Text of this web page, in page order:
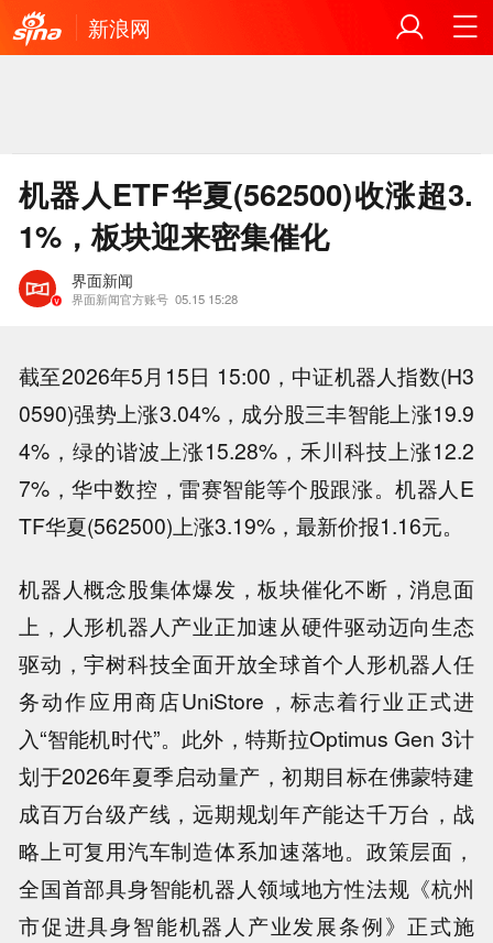
新浪网
机器人ETF华夏(562500)收涨超3.
1%，板块迎来密集催化
界面新闻
界面新闻官方账号 05.15 15:28
截至2026年5月15日 15:00，中证机器人指数(H3
0590)强势上涨3.04%，成分股三丰智能上涨19.9
4%，绿的谐波上涨15.28%，禾川科技上涨12.2
7%，华中数控，雷赛智能等个股跟涨。机器人E
TF华夏(562500)上涨3.19%，最新价报1.16元。
机器人概念股集体爆发，板块催化不断，消息面
上，人形机器人产业正加速从硬件驱动迈向生态
驱动，宇树科技全面开放全球首个人形机器人任
务动作应用商店UniStore，标志着行业正式进
入“智能机时代”。此外，特斯拉Optimus Gen 3计
划于2026年夏季启动量产，初期目标在佛蒙特建
成百万台级产线，远期规划年产能达千万台，战
略上可复用汽车制造体系加速落地。政策层面，
全国首部具身智能机器人领域地方性法规《杭州
市促进具身智能机器人产业发展条例》正式施